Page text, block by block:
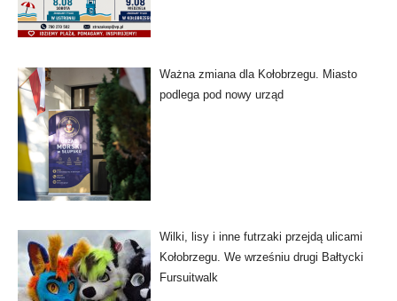
Ważna zmiana dla Kołobrzegu. Miasto
podlega pod nowy urząd
Wilki, lisy i inne futrzaki przejdą ulicami
Kołobrzegu. We wrześniu drugi Bałtycki
Fursuitwalk